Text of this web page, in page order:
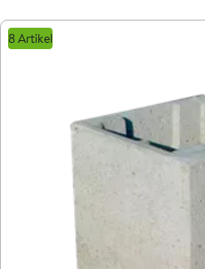
8 Artikel